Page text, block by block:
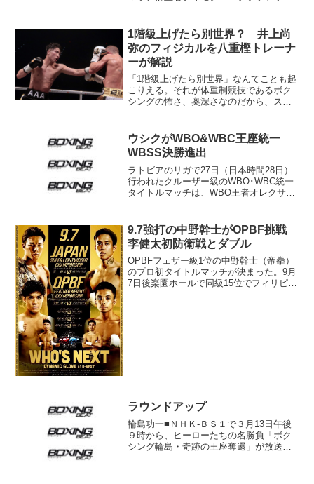
分５９秒ＴＫＯで下し、ベルトを守っ
た。 １０ヶ月ぶりのリングと...
1階級上げたら別世界？ 井上尚
弥のフィジカルを八重樫トレーナ
ーが解説
「1階級上げたら別世界」なんてことも起
こりえる。それが体重制競技であるボク
シングの怖さ、奥深さなのだから、スー
もっとも、新階級で戦うための準備は
着々と進んでいる。井上の...
ウシクがWBO&WBC王座統一
WBSS決勝進出
ラトビアのリガで27日（日本時間28日）
行われたクルーザー級のWBO･WBC統一
タイトルマッチは、WBO王者オレクサン
2-0判定勝ち。2冠を統一するとともに賞
金トーナ...
9.7強打の中野幹士がOPBF挑戦
李健太初防衛戦とダブル
OPBFフェザー級1位の中野幹士（帝拳）
のプロ初タイトルマッチが決まった。9月
7日後楽園ホールで同級15位でフィリピン
ラウンドアップ
輪島功一■ＮＨＫ-ＢＳ１で３月13日午後
９時から、ヒーローたちの名勝負「ボク
シング輪島・奇跡の王座奪還」が放送さ